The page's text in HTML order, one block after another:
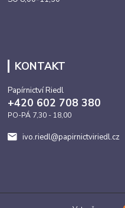
KONTAKT
Papírnictví Riedl
+420 602 708 380
PO-PÁ 7,30 - 18,00
ivo.riedl@papirnictviriedl.cz